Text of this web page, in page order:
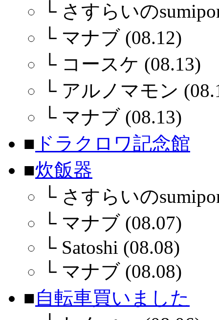
└ さすらいの
└ マナブ (08.12)
└ コースケ (08.13)
└ アルノマモン
└ マナブ (08.13)
■ ドラクロワ記念館
■炊飯器
└ さすらいの
└ マナブ (08.07)
└ Satoshi (08.08)
└ マナブ (08.08)
■自転車買いました